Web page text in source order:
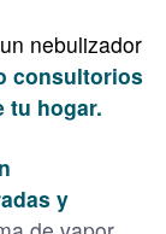
nebulizador
consultorios
tu hogar.
y